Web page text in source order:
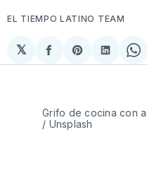
EL TIEMPO LATINO TEAM
𝕏
Compartir
en
Share
on
en
Grifo de cocina con
/ Unsplash